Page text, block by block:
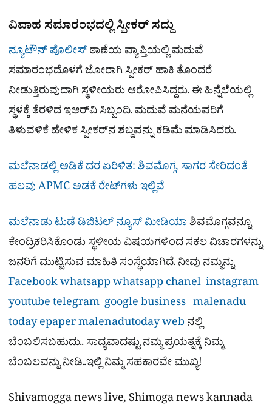
ವಿವಾಹ ಸಮಾರಂಭದಲ್ಲಿ ಸ್ಪೀಕರ್ ಸದ್ದು
ನ್ಯೂಟೌನ್​ ಪೊಲೀಸ್ಠಾಣೆಯ ವ್ಯಾಪ್ತಿಯಲ್ಲಿ ಮದುವೆ
ಸಮಾರಂಭದೊಳಗೆ ಜೋರಾಗಿ ಸ್ಪೀಕರ್ ಹಾಕಿ ತೊಂದರೆ
ನೀಡುತ್ತಿರುವುದಾಗಿ ಸ್ಥಳೀಯರು ಆರೋಪಿಸಿದ್ದರು. ಈ ಹಿನ್ನೆಲೆಯಲ್ಲಿ
ಸ್ಥಳಕ್ಕೆ ತೆರಳಿದ ಇಆರ್‌ವಿ ಸಿಬ್ಬಂದಿ. ಮದುವೆ ಮನೆಯವರಿಗೆ
ತಿಳುವಳಿಕೆ ಹೇಳಿಕ ಸ್ಪೀಕರ್‌ನ ಶಬ್ದವನ್ನು ಕಡಿಮೆ ಮಾಡಿಸಿದರು.
ಮಲೆನಾಡಲ್ಲಿ ಅಡಿಕೆ ದರ ಏರಿಳಿತ: ಶಿವಮೊಗ್ಗ, ಸಾಗರ ಸೇರಿದಂತೆ
ಹಲವು APMC ಅಡಕೆ ರೇಟ್‌ಗಳು ಇಲ್ಲಿವೆ
ಮಲೆನಾಡು ಟುಡೆ ಡಿಜಿಟಲ್ ನ್ಯೂಸ್ ಮೀಡಿಯಾಶಿವಮೊಗ್ಗವನ್ನೂ
ಕೇಂದ್ರಿಕರಿಸಿಕೊಂಡು ಸ್ಥಳೀಯ ವಿಷಯಗಳಿಂದ ಸಕಲ ವಿಚಾರಗಳನ್ನು
ಜನರಿಗೆ ಮುಟ್ಟಿಸುವ ಮಾಹಿತಿ ಸಂಸ್ಥೆಯಾಗಿದೆ. ನೀವು ನಮ್ಮನ್ನು
Facebookwhatsappwhatsapp chanel instagram
youtubetelegram google business malenadu
today epapermalenadutoday web ನಲ್ಲಿ
ಬೆಂಬಲಿಸಬಹುದು.. ಸಾದ್ಯವಾದಷ್ಟು ನಮ್ಮ ಪ್ರಯತ್ನಕ್ಕೆ ನಿಮ್ಮ
ಬೆಂಬಲವನ್ನು ನೀಡಿ..ಇಲ್ಲಿ ನಿಮ್ಮ ಸಹಕಾರವೇ ಮುಖ್ಯ!
Shivamogga news live, Shimoga news kannada